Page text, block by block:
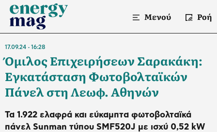
Μενού Ροή
17.09.24 16:28
Όμιλος Επιχειρήσεων Σαρακάκη:
Εγκατάσταση Φωτοβολταϊκών
Πάνελ στη Λεωφ. Αθηνών
Τα 1.922 ελαφρά και εύκαμπτα φωτοβολταϊκά
πάνελ Sunman τύπου SMF520J με ισχύ 0,52 kW